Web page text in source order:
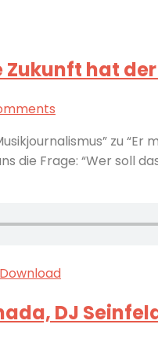
Zukunft hat
zu
die Frage: “Wer soll
Download
DJ